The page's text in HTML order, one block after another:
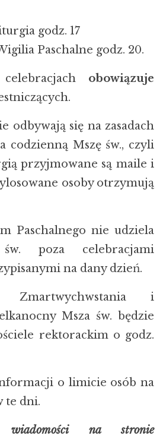
godz. 17
Paschalne godz. 20.
obowiązuje
odbywają się na zasadach
codzienną Mszę św., czyli
przyjmowane są maile i
osoby otrzymują
Paschalnego nie udziela
poza celebracjami
na dany dzień.
i
Msza św. będzie
rektorackim o godz.
o limicie osób na
te dni.
wiadomości na stronie